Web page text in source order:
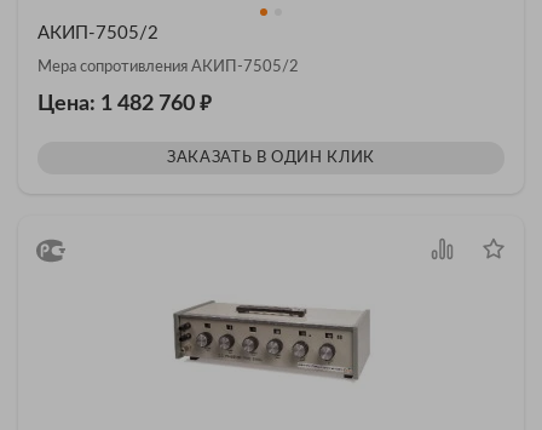
АКИП-7505/2
Мера сопротивления АКИП-7505/2
Цена: 1 482 760 ₽
ЗАКАЗАТЬ В ОДИН КЛИК